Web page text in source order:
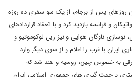
روزهای پس از برجام، از یک سو سفری ده روزه
و فرانسه بازدید کرد و با انعقاد قراردادهای
ناوگان هوایی و نیز ریل لوکوموتیو و
ایران با غرب را اعلام و از سوی دیگر وارد
به خصوص چین، روسیه و هند شد که
با جهت گیری های جمهوری اسلامی ایران